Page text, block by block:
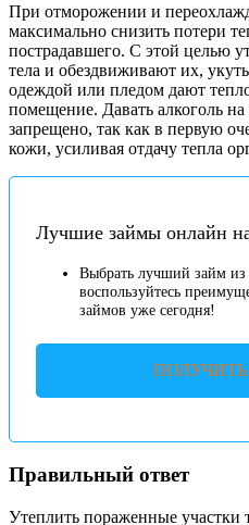
При отморожении и
максимально снизить потери
пострадавшего. С этой целью
тела и обездвиживают их,
одеждой или пледом дают
помещение. Давать алкоголь на
запрещено, так как в первую
кожи, усиливая отдачу тепла
Лучшие займы онлайн
Выбрать лучший займ
воспользуйтесь
займов уже сегодня!
ПОЛУЧИТЬ
Правильный ответ
Утеплить пораженные участки